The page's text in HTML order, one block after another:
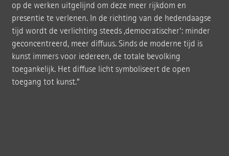
op de werken uitgelijnd om deze meer rijkdom en
presentie te verlenen. In de richting van de hedendaagse
tijd wordt de verlichting steeds ‚democratischer‘: minder
geconcentreerd, meer diffuus. Sinds de moderne tijd is
kunst immers voor iedereen, de totale bevolking
toegankelijk. Het diffuse licht symboliseert de open
toegang tot kunst.“